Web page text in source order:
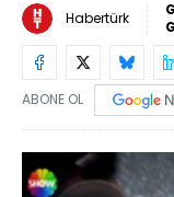
Habertürk
ABONE OL